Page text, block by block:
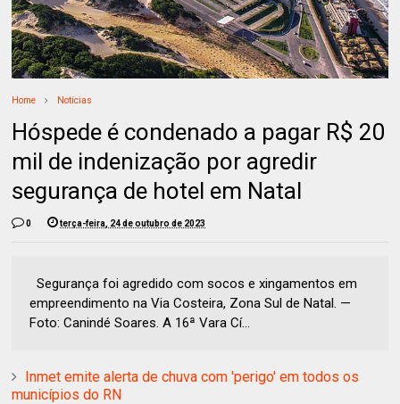
Home Notícias
Hóspede é condenado a pagar R$ 20
mil de indenização por agredir
segurança de hotel em Natal
0 terça-feira, 24 de outubro de 2023
Segurança foi agredido com socos e xingamentos em
empreendimento na Via Costeira, Zona Sul de Natal. —
Foto: Canindé Soares. A 16ª Vara Cí...
Inmet emite alerta de chuva com 'perigo' em todos os
municípios do RN